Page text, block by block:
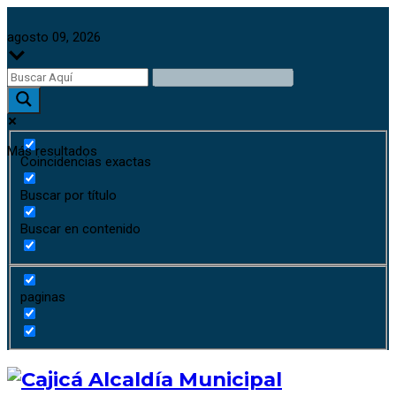
agosto 09, 2026
Más resultados
Coincidencias exactas
Buscar por título
Buscar en contenido
paginas